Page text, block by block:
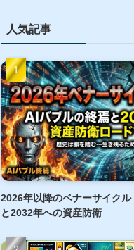
人気記事
2026年以降のベナーサイク
と2032年への資産防衛